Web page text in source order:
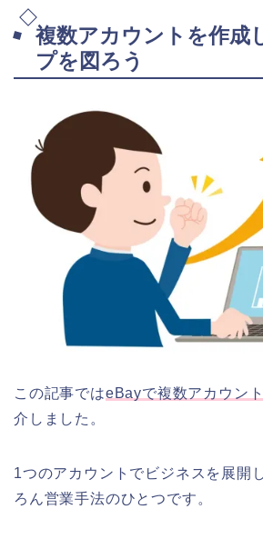
複数アカウントを作成
プを図ろう
この記事ではeBayで複数アカウン
介しました。
1つのアカウントでビジネスを展開
ろん営業手法のひとつです。